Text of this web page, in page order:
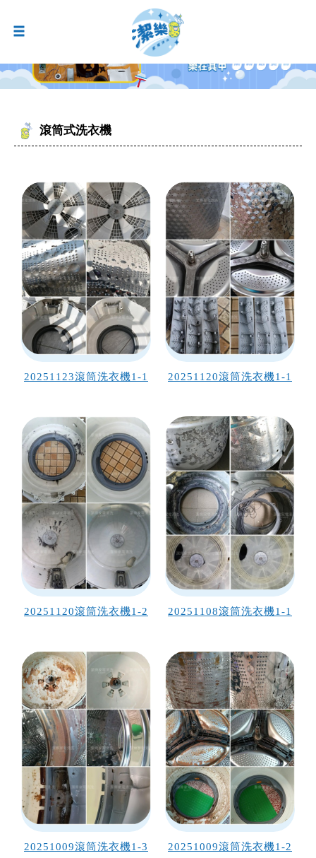
滾筒式洗衣機
20251123滾筒洗衣機1-1 20251120滾筒洗衣機1-1
20251120滾筒洗衣機1-2 20251108滾筒洗衣機1-1
20251009滾筒洗衣機1-3 20251009滾筒洗衣機1-2